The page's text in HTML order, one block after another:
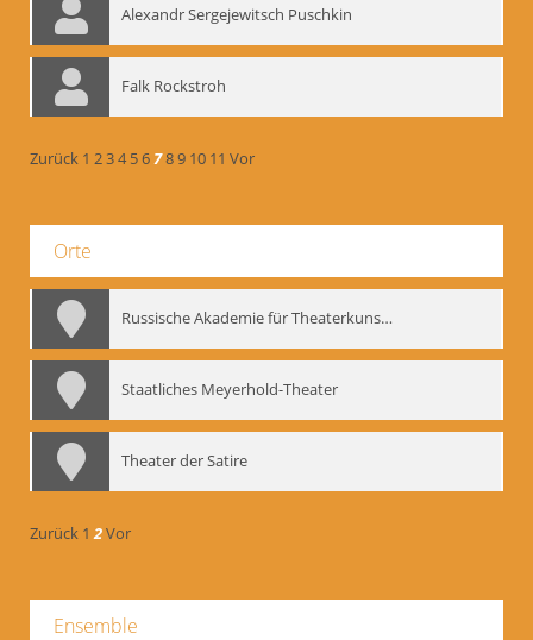
Alexandr Sergejewitsch Puschkin
Falk Rockstroh
Zurück 1 234 56789 10 11 Vor
Orte
Russische Akademie für Theaterkunst – GITIS
Staatliches Meyerhold-Theater
Theater der Satire
Zurück 1 2Vor
Ensemble